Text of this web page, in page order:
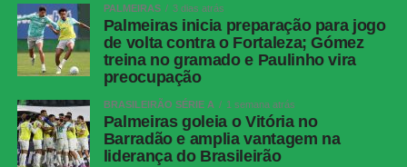
PALMEIRAS 3 dias atrás
Palmeiras inicia preparação para jogo
de volta contra o Fortaleza; Gómez
treina no gramado e Paulinho vira
preocupação
BRASILEIRÃO SÉRIE A 1 semana atrás
Palmeiras goleia o Vitória no
Barradão e amplia vantagem na
liderança do Brasileirão